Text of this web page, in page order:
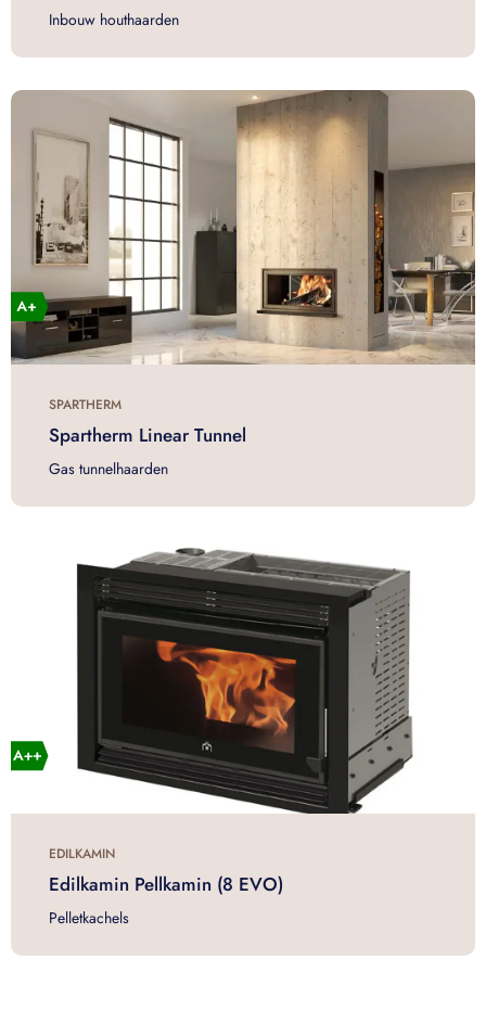
Inbouw houthaarden
SPARTHERM
Spartherm Linear Tunnel
Gas tunnelhaarden
EDILKAMIN
Edilkamin Pellkamin (8 EVO)
Pelletkachels